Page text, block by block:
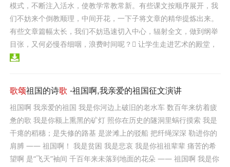
模式，不断注入活水，使教学常教常新。有些课文按顺序展开，我
们不妨来个倒教顺理，中间开花，一下子将文章的精华提炼出来。
有些文章篇幅太长，我们不妨迅速切入中心，辐射全文，做到纲举
目张，又何必慢吞细咽，浪费时间呢？ 让学生走进艺术的殿堂，
歌颂祖国的诗歌 -祖国啊,我亲爱的祖国征文演讲
祖国啊 我亲爱的祖国 我是你河边上破旧的老水车 数百年来纺着疲
惫的歌 我是你额上熏黑的矿灯 照你在历史的隧洞里蜗行摸索 我是
干瘪的稻穗；是失修的路基 是淤滩上的驳船 把纤绳深深 勒进你的
肩膊 —— 祖国啊！ 我是贫困 我是悲哀 我是你祖祖辈辈 痛苦的希
望啊 是“飞天”袖间 千百年来未落到地面的花朵 —— 祖国啊 我是你